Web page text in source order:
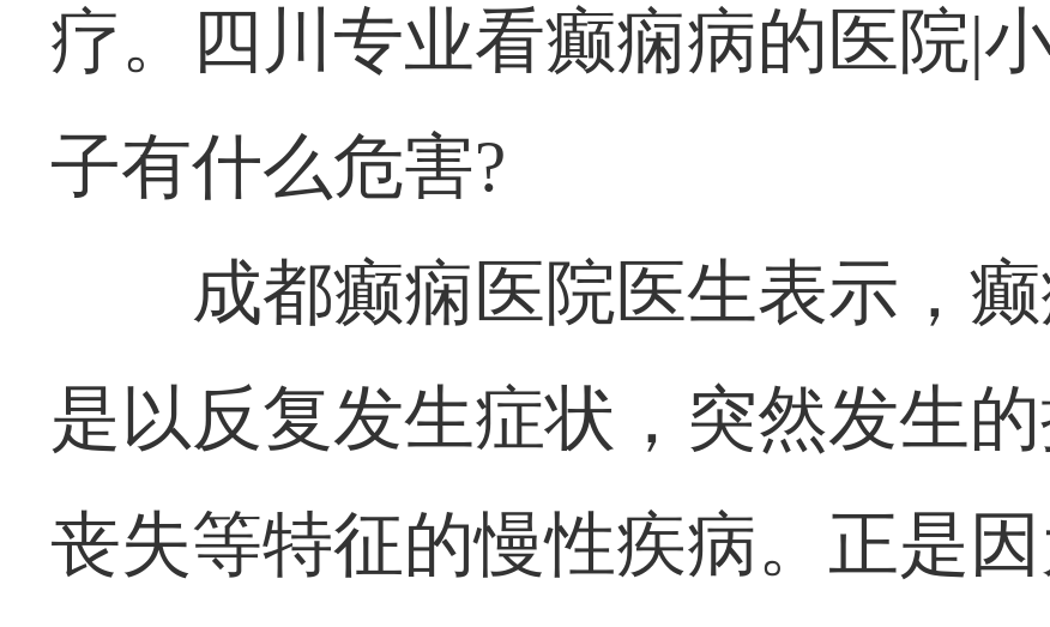
疗。四川专业看癫痫病的医院|
子有什么危害?
成都癫痫医院医生表示，
是以反复发生症状，突然发生
丧失等特征的慢性疾病。正是